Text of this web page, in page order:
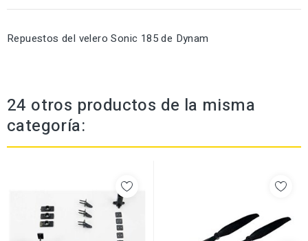
Repuestos del velero Sonic 185 de Dynam
24 otros productos de la misma
categoría: